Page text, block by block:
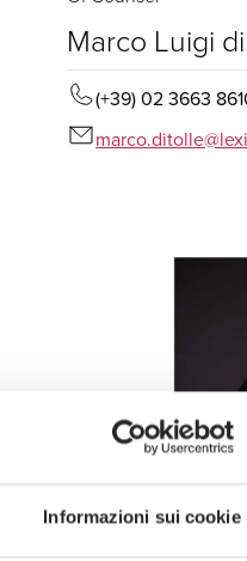
Informazioni sui cookie
Marco Luigi
(+39) 02 3663